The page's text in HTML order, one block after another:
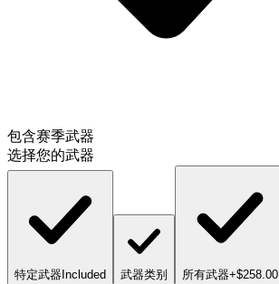
包含赛季武器
选择您的武器
特定武器 Included 武器类别 所有武器+$258.00